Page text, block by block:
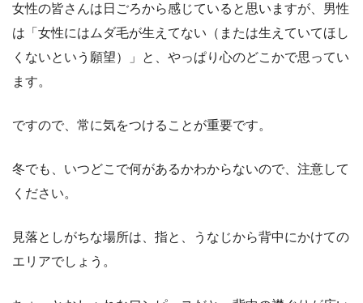
女性の皆さんは日ごろから感じていると思いますが、男性
は「女性にはムダ毛が生えてない（または生えていてほし
くないという願望）」と、やっぱり心のどこかで思ってい
ます。
ですので、常に気をつけることが重要です。
冬でも、いつどこで何があるかわからないので、注意して
ください。
見落としがちな場所は、指と、うなじから背中にかけての
エリアでしょう。